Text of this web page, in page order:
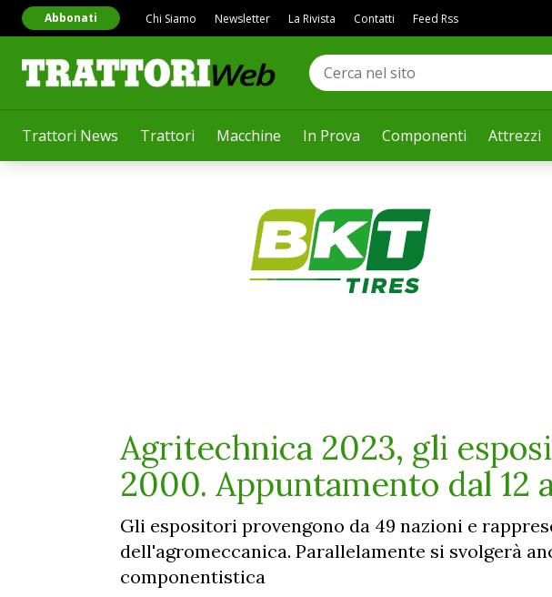
Trattori News Trattori Macchine In Prova Componenti Attrezzi
Abbonati Chi Siamo Newsletter La Rivista Contatti Feed Rss
Agritechnica 2023, gli
2000. Appuntamento dal 12
Gli espositori provengono da 49 nazioni e
dell'agromeccanica. Parallelamente si svolgerà
componentistica